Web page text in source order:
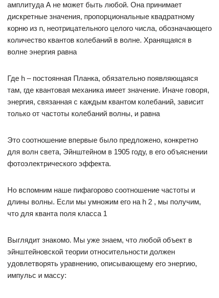
амплитуда А не может быть любой. Она принимает
дискретные значения, пропорциональные квадратному
корню из n, неотрицательного целого числа, обозначающего
количество квантов колебаний в волне. Хранящаяся в
волне энергия равна
Где h – постоянная Планка, обязательно появляющаяся
там, где квантовая механика имеет значение. Иначе говоря,
энергия, связанная с каждым квантом колебаний, зависит
только от частоты колебаний волны, и равна
Это соотношение впервые было предложено, конкретно
для волн света, Эйнштейном в 1905 году, в его объяснении
фотоэлектрического эффекта.
Но вспомним наше пифагорово соотношение частоты и
длины волны. Если мы умножим его на h 2 , мы получим,
что для кванта поля класса 1
Выглядит знакомо. Мы уже знаем, что любой объект в
эйнштейновской теории относительности должен
удовлетворять уравнению, описывающему его энергию,
импульс и массу: